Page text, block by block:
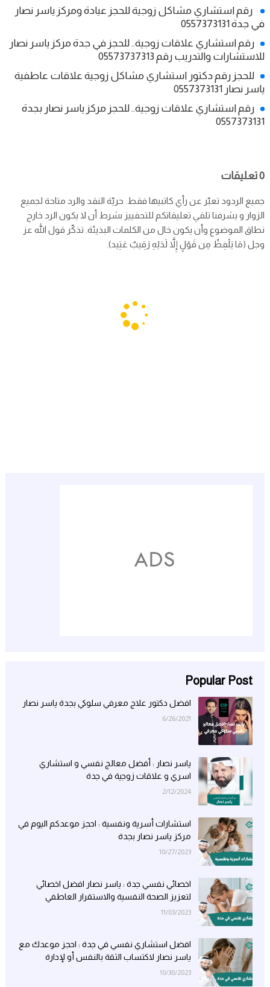
رقم استشاري مشاكل زوجية للحجز عيادة ومركز ياسر نصار
في جدة 0557373131
رقم استشاري علاقات زوجية.. للحجز في جدة مركز ياسر نصار
للاستشارات والتدريب رقم 05573737313
للحجز رقم دكتور استشاري مشاكل زوجية علاقات عاطفية
ياسر نصار 0557373131
رقم استشاري علاقات زوجية.. للحجز مركز ياسر نصار بجدة
0557373131
0 تعليقات
جميع الردود تعبّر عن رأي كاتبيها فقط. حريّة النقد والرد متاحة لجميع
الزوار و يشرفنا تلقي تعليقاتكم للتحفييز بشرط أن لا يكون الرد خارج
نطاق الموضوع وأن يكون خال من الكلمات البذيئة. تذكّر قول الله عز
وجل (مَا يَلْفِظُ مِن قَوْلٍ إِلاَّ لَدَيْهِ رَقِيبٌ عَتِيد).
Popular Post
افضل دكتور علاج معرفي سلوكي بجدة ياسر نصار
6/26/2021
ياسر نصار : أفضل معالج نفسي و استشاري
اسري و علاقات زوجية في جدة
2/12/2024
استشارات أسرية ونفسية : احجز موعدكم اليوم في
مركز ياسر نصار بجدة
10/27/2023
اخصائي نفسي جدة : ياسر نصار افضل اخصائي
لتعزيز الصحة النفسية والاستقرار العاطفي
11/03/2023
افضل استشاري نفسي في جدة : احجز موعدك مع
ياسر نصار لاكتساب الثقة بالنفس أو لإدارة
مخاوفك
10/30/2023